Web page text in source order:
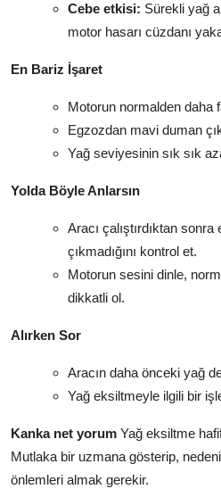
Cebe etkisi: Sürekli yağ
motor hasarı cüzdanı
En Bariz İşaret
Motorun normalden daha
Egzozdan mavi duman
Yağ seviyesinin sık sık
Yolda Böyle Anlarsın
Aracı çalıştırdıktan
çıkmadığını kontrol et.
Motorun sesini dinle,
dikkatli ol.
Alırken Sor
Aracın daha önceki yağ
Yağ eksiltmeyle ilgili bir
Kanka net yorum Yağ eksiltme
Mutlaka bir uzmana gösterip,
önlemleri almak gerekir.